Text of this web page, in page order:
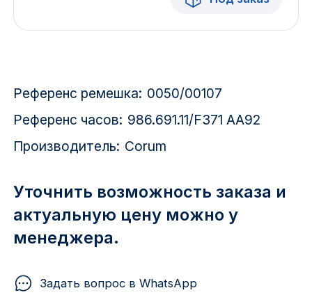
2717 км
2-я Смирновка
4-й Участок
52127 городок
Референс ремешка: 0050/00107
Референс часов: 986.691.11/F371 AA92
Производитель: Corum
Уточнить возможность заказа и
актуальную цену можно у
менеджера.
Задать вопрос в WhatsApp